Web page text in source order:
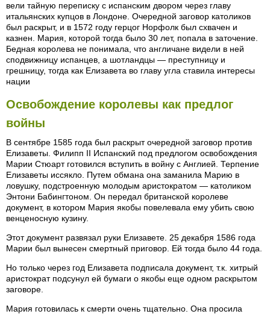
вели тайную переписку с испанским двором через главу
итальянских купцов в Лондоне. Очередной заговор католиков
был раскрыт, и в 1572 году герцог Норфолк был схвачен и
казнен. Мария, которой тогда было 30 лет, попала в заточение.
Бедная королева не понимала, что англичане видели в ней
сподвижницу испанцев, а шотландцы — преступницу и
грешницу, тогда как Елизавета во главу угла ставила интересы
нации
Освобождение королевы как предлог
войны
В сентябре 1585 года был раскрыт очередной заговор против
Елизаветы. Филипп II Испанский под предлогом освобождения
Марии Стюарт готовился вступить в войну с Англией. Терпение
Елизаветы иссякло. Путем обмана она заманила Марию в
ловушку, подстроенную молодым аристократом — католиком
Энтони Бабингтоном. Он передал британской королеве
документ, в котором Мария якобы повелевала ему убить свою
венценосную кузину.
Этот документ развязал руки Елизавете. 25 декабря 1586 года
Марии был вынесен смертный приговор. Ей тогда было 44 года.
Но только через год Елизавета подписала документ, т.к. хитрый
аристократ подсунул ей бумаги о якобы еще одном раскрытом
заговоре.
Мария готовилась к смерти очень тщательно. Она просила